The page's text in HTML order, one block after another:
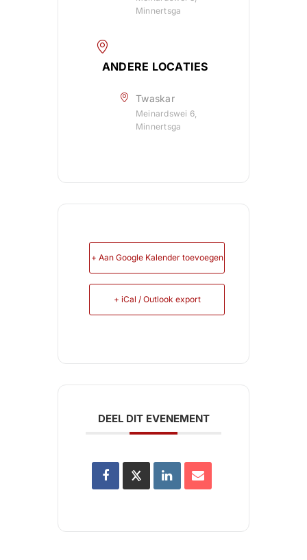
Minnertsga
ANDERE LOCATIES
Twaskar
Meinardswei 6,
Minnertsga
+ Aan Google Kalender toevoegen
+ iCal / Outlook export
DEEL DIT EVENEMENT